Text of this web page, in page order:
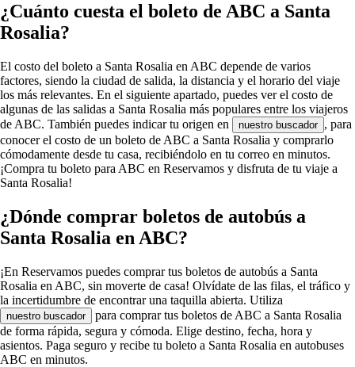
¿Cuánto cuesta el boleto de ABC a Santa
Rosalia?
El costo del boleto a Santa Rosalia en ABC depende de varios
factores, siendo la ciudad de salida, la distancia y el horario del viaje
los más relevantes. En el siguiente apartado, puedes ver el costo de
algunas de las salidas a Santa Rosalia más populares entre los viajeros
de ABC. También puedes indicar tu origen en
nuestro buscador , para
conocer el costo de un boleto de ABC a Santa Rosalia y comprarlo
cómodamente desde tu casa, recibiéndolo en tu correo en minutos.
¡Compra tu boleto para ABC en Reservamos y disfruta de tu viaje a
Santa Rosalia!
¿Dónde comprar boletos de autobús a
Santa Rosalia en ABC?
¡En Reservamos puedes comprar tus boletos de autobús a Santa
Rosalia en ABC, sin moverte de casa! Olvídate de las filas, el tráfico y
la incertidumbre de encontrar una taquilla abierta. Utiliza
nuestro buscador
para comprar tus boletos de ABC a Santa Rosalia
de forma rápida, segura y cómoda. Elige destino, fecha, hora y
asientos. Paga seguro y recibe tu boleto a Santa Rosalia en autobuses
ABC en minutos.